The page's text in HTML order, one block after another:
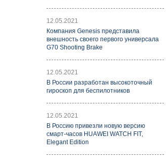
12.05.2021
Компания Genesis представила
внешность своего первого универсала
G70 Shooting Brake
12.05.2021
В России разработан высокоточный
гироскоп для беспилотников
12.05.2021
В Россию привезли новую версию
смарт-часов HUAWEI WATCH FIT,
Elegant Edition